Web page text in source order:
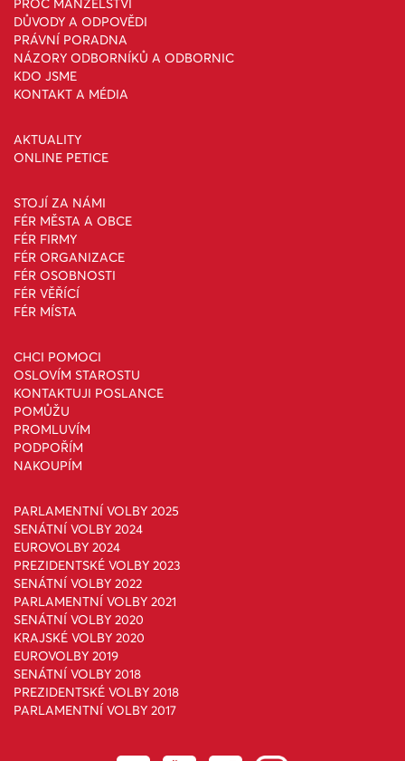
PROČ MANŽELSTVÍ
DŮVODY A ODPOVĚDI
PRÁVNÍ PORADNA
NÁZORY ODBORNÍKŮ A ODBORNIC
KDO JSME
KONTAKT A MÉDIA
AKTUALITY
ONLINE PETICE
STOJÍ ZA NÁMI
FÉR MĚSTA A OBCE
FÉR FIRMY
FÉR ORGANIZACE
FÉR OSOBNOSTI
FÉR VĚŘÍCÍ
FÉR MÍSTA
CHCI POMOCI
OSLOVÍM STAROSTU
KONTAKTUJI POSLANCE
POMŮŽU
PROMLUVÍM
PODPOŘÍM
NAKOUPÍM
PARLAMENTNÍ VOLBY 2025
SENÁTNÍ VOLBY 2024
EUROVOLBY 2024
PREZIDENTSKÉ VOLBY 2023
SENÁTNÍ VOLBY 2022
PARLAMENTNÍ VOLBY 2021
SENÁTNÍ VOLBY 2020
KRAJSKÉ VOLBY 2020
EUROVOLBY 2019
SENÁTNÍ VOLBY 2018
PREZIDENTSKÉ VOLBY 2018
PARLAMENTNÍ VOLBY 2017